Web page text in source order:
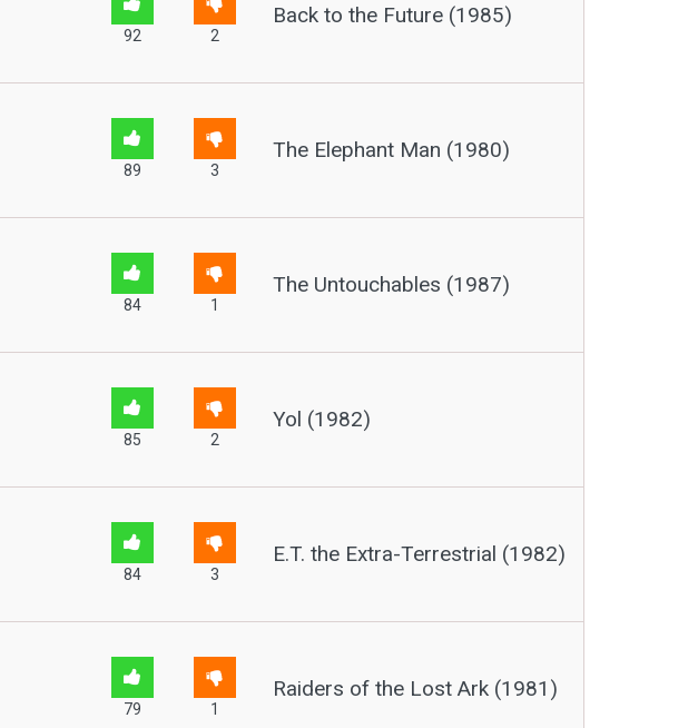
92 2
Back to the Future (1985)
89 3
The Elephant Man (1980)
84 1
The Untouchables (1987)
85 2
Yol (1982)
84 3
E.T. the Extra-Terrestrial (1982)
79 1
Raiders of the Lost Ark (1981)